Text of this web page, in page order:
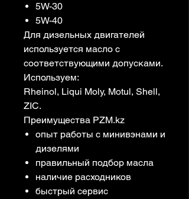
5W-30
5W-40
Для дизельных двигателей
используется масло с
соответствующими допусками.
Используем:
Rheinol, Liqui Moly, Motul, Shell,
ZIC.
Преимущества PZM.kz
опыт работы с минивэнами и
дизелями
правильный подбор масла
наличие расходников
быстрый сервис